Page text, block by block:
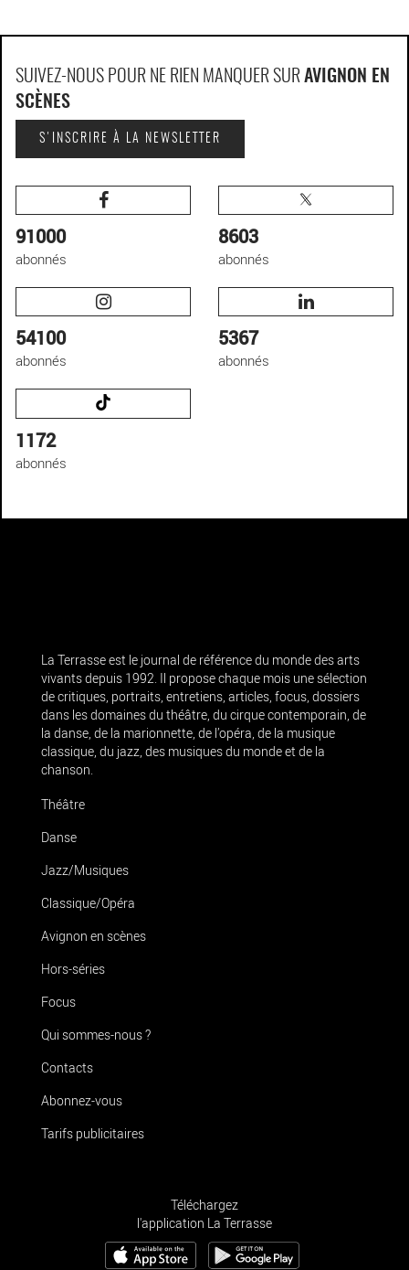
SUIVEZ-NOUS POUR NE RIEN MANQUER SUR AVIGNON EN
SCÈNES
S'INSCRIRE À LA NEWSLETTER
91000
abonnés
8603
abonnés
54100
abonnés
5367
abonnés
1172
abonnés
La Terrasse est le journal de référence du monde des arts
vivants depuis 1992. Il propose chaque mois une sélection
de critiques, portraits, entretiens, articles, focus, dossiers
dans les domaines du théâtre, du cirque contemporain, de
la danse, de la marionnette, de l’opéra, de la musique
classique, du jazz, des musiques du monde et de la
chanson.
Théâtre
Danse
Jazz/Musiques
Classique/Opéra
Avignon en scènes
Hors-séries
Focus
Qui sommes-nous ?
Contacts
Abonnez-vous
Tarifs publicitaires
Téléchargez
l'application La Terrasse